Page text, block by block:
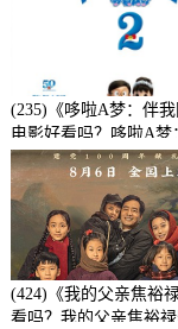
(235)《哆啦A梦：伴我
电影好看吗？哆啦A梦
行2影评及简介
(424)《我的父亲焦裕
看吗？我的父亲焦裕